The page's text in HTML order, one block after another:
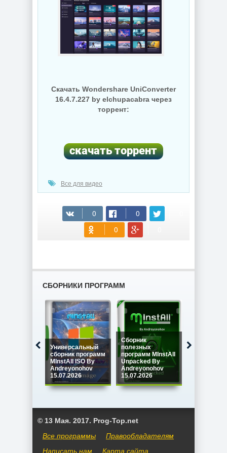
Скачать Wondershare UniConverter
16.4.7.227 by elchupacabra через
торрент:
(cкачиваний: 119)
Все для видео
СБОРНИКИ ПРОГРАММ
Универсальный
сборник программ
MInstAll ISO By
Andreyonohov
15.07.2026
Сборник
полезных
программ MInstAll
Unpacked By
Andreyonohov
15.07.2026
© 13 Мая. 2017. Prog-Top.net
Все программы
Правообладателям
Написать нам
Карта сайта